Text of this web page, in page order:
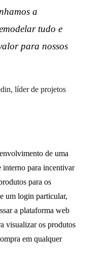
a
tudo e
para nossos
líder de projetos
de uma
interno para incentivar
para os
um login particular,
a plataforma web
visualizar os produtos
em qualquer